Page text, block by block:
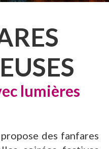
lumières
des fanfares